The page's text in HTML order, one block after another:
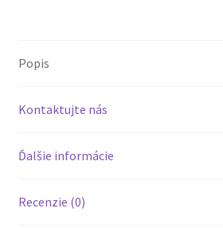
Popis
Kontaktujte nás
Ďalšie informácie
Recenzie (0)